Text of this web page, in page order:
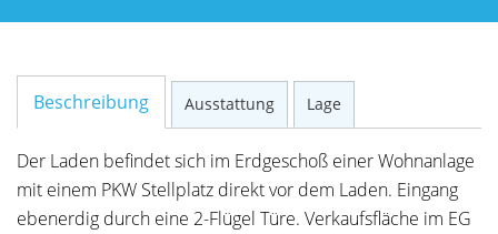
Beschreibung Ausstattung Lage
Der Laden befindet sich im Erdgeschoß einer Wohnanlage
mit einem PKW Stellplatz direkt vor dem Laden. Eingang
ebenerdig durch eine 2-Flügel Türe. Verkaufsfläche im EG